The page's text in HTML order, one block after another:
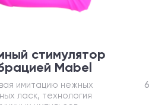
стимулятор
Mabel
имитацию нежных
ласк, технология